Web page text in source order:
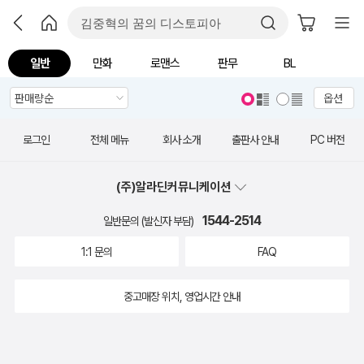
일반 만화 로맨스 판무 BL
옵션
로그인 전체 메뉴 회사 소개 출판사 안내 PC 버전
(주)알라딘커뮤니케이션
일반문의 (발신자 부담) 1544-2514
1:1 문의 FAQ
중고매장 위치, 영업시간 안내